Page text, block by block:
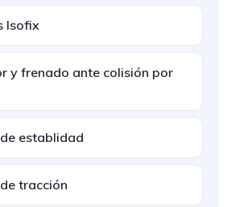
Isofix
y frenado ante colisión por
establidad
tracción